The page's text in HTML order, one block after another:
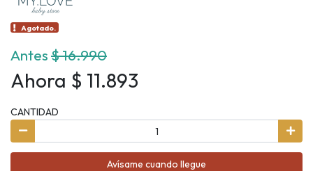
Agotado.
Antes$ 16.990
Ahora $ 11.893
CANTIDAD
Avísame cuando llegue